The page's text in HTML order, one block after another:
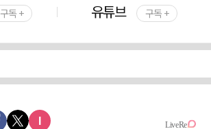
구독 + 유튜브 구독 +